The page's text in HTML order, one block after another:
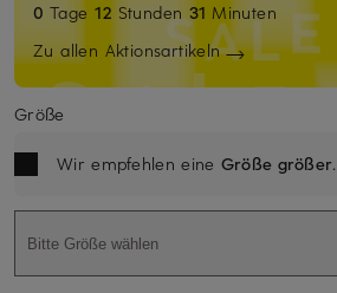
0 Tage12 Stunden 31 Minuten
Zu allen Aktionsartikeln
Größe
Wir empfehlen eine Größe größer.
Bitte Größe wählen